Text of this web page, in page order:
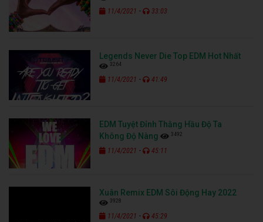
11/4/2021 - 33:03
Legends Never Die Top EDM Hot Nhất
3264
11/4/2021 - 41:49
EDM Tuyệt Đỉnh Thằng Hầu Độ Ta
Không Độ Nàng
3492
11/4/2021 - 45:11
Xuân Remix EDM Sôi Động Hay 2022
3928
11/4/2021 - 45:29